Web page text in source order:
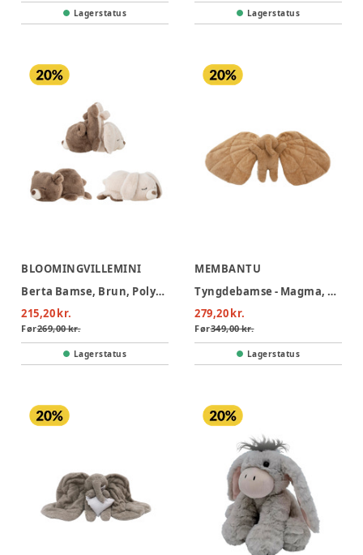
Lagerstatus Lagerstatus
BLOOMINGVILLEMINI
Berta Bamse, Brun, Polyester
215,20 kr.
Før269,00 kr.
Lagerstatus
MEMBANTU
Tyngdebamse - Magma, brun
279,20 kr.
Før349,00 kr.
Lagerstatus